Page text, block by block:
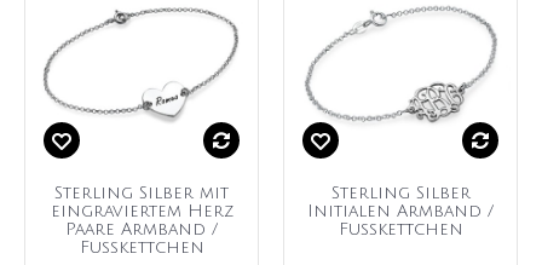
Sterling Silber mit
eingraviertem Herz
Paare Armband /
Fußkettchen
Sterling Silber
Initialen Armband /
Fußkettchen